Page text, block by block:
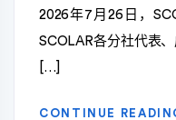
2026年7月26日，
SCOLAR各分社代表
[…]
CONTINUE